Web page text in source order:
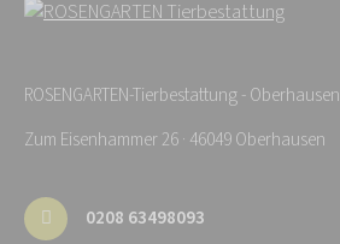
ROSENGARTEN-Tierbestattung - Oberhausen
Zum Eisenhammer 26 · 46049 Oberhausen
0208 63498093